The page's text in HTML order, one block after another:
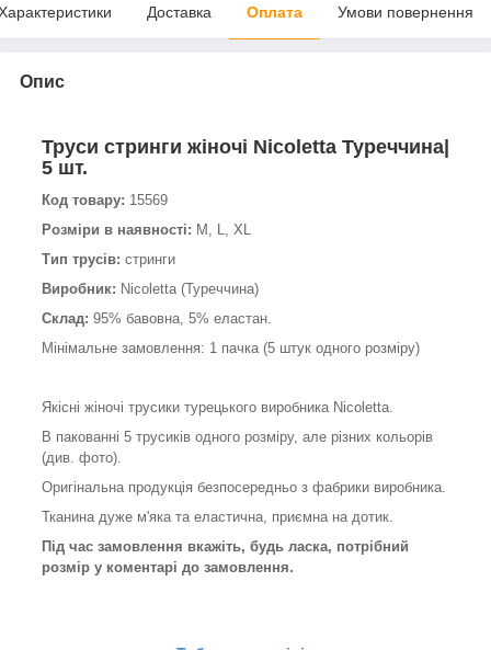
Доставка Оплата Умови повернення
Опис
Труси стринги жіночі Nicoletta Туреччина|
5 шт.
Код товару: 15569
Розміри в наявності: M, L, XL
Тип трусів: стринги
Виробник: Nicoletta (Туреччина)
Склад: 95% бавовна, 5% еластан.
Мінімальне замовлення: 1 пачка (5 штук одного розміру)
Якісні жіночі трусики турецького виробника Nicoletta.
В пакованні 5 трусиків одного розміру, але різних кольорів
(див. фото).
Оригінальна продукція безпосередньо з фабрики виробника.
Тканина дуже м'яка та еластична, приємна на дотик.
Під час замовлення вкажіть, будь ласка, потрібний
розмір у коментарі до замовлення.